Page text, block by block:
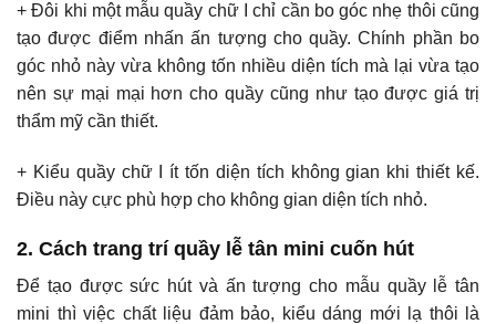
+ Đôi khi một mẫu quầy chữ I chỉ cần bo góc nhẹ thôi cũng
tạo được điểm nhấn ấn tượng cho quầy. Chính phần bo
góc nhỏ này vừa không tốn nhiều diện tích mà lại vừa tạo
nên sự mại mại hơn cho quầy cũng như tạo được giá trị
thẩm mỹ cần thiết.
+ Kiểu quầy chữ I ít tốn diện tích không gian khi thiết kế.
Điều này cực phù hợp cho không gian diện tích nhỏ.
2. Cách trang trí quầy lễ tân mini cuốn hút
Để tạo được sức hút và ấn tượng cho mẫu quầy lễ tân
mini thì việc chất liệu đảm bảo, kiểu dáng mới lạ thôi là